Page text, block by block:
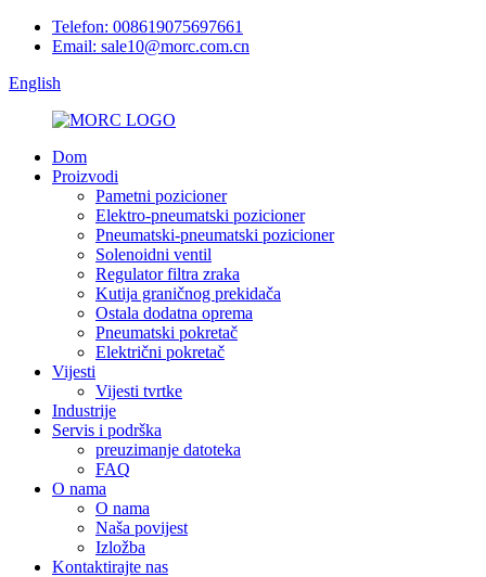
Telefon: 008619075697661
Email: sale10@morc.com.cn
English
Dom
Proizvodi
Pametni pozicioner
Elektro-pneumatski pozicioner
Pneumatski-pneumatski pozicioner
Solenoidni ventil
Regulator filtra zraka
Kutija graničnog prekidača
Ostala dodatna oprema
Pneumatski pokretač
Električni pokretač
Vijesti
Vijesti tvrtke
Industrije
Servis i podrška
preuzimanje datoteka
FAQ
O nama
O nama
Naša povijest
Izložba
Kontaktirajte nas